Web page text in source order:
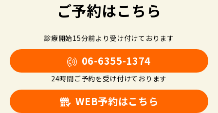
ご予約はこちら
診療開始15分前より受け付けております
06-6355-1374
24時間ご予約を受け付けております
WEB予約はこちら